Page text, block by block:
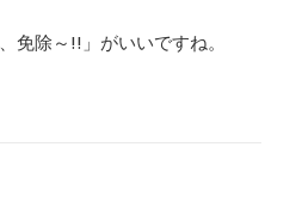
免除～!!」がいいですね。